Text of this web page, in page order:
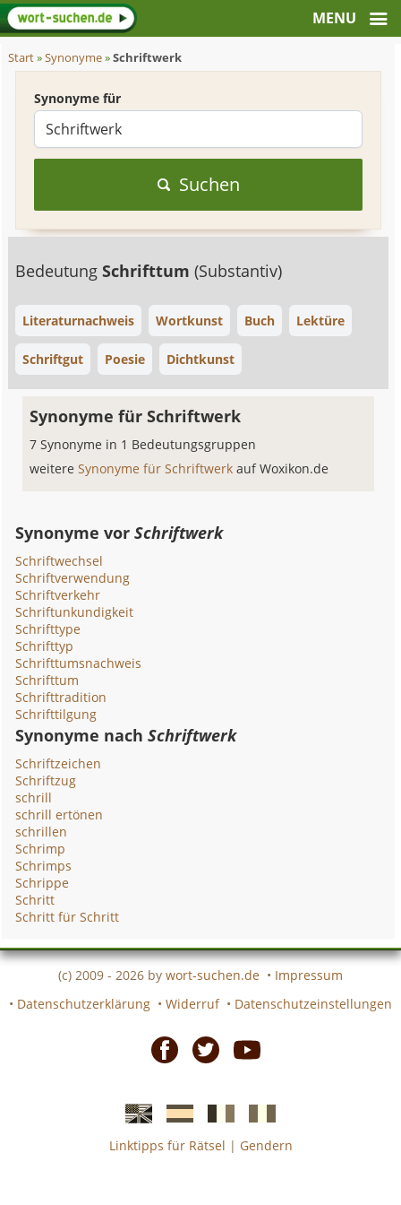
Start»Synonyme»Schriftwerk
Synonyme für
Suchen
BedeutungSchrifttum(Substantiv)
Literaturnachweis Wortkunst Buch Lektüre
Schriftgut Poesie Dichtkunst
Synonyme für Schriftwerk
7 Synonyme in 1 Bedeutungsgruppen
weitereSynonyme für Schriftwerkauf Woxikon.de
Synonyme vorSchriftwerk
Schriftwechsel
Schriftverwendung
Schriftverkehr
Schriftunkundigkeit
Schrifttype
Schrifttyp
Schrifttumsnachweis
Schrifttum
Schrifttradition
Schrifttilgung
Synonyme nachSchriftwerk
Schriftzeichen
Schriftzug
schrill
schrill ertönen
schrillen
Schrimp
Schrimps
Schrippe
Schritt
Schritt für Schritt
(c) 2009 - 2026 by wort-suchen.de • Impressum
• Datenschutzerklärung • Widerruf • Datenschutzeinstellungen
EnglischeSpanischefranzösicheitalienische
Linktipps für Rätsel | Gendern